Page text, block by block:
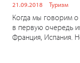
21.09.2018 Туризм
Когда мы говорим о
в первую очередь
Франция, Испания.